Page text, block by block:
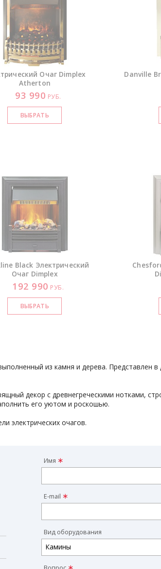
Очаг Dimplex
Atherton
93 990 РУБ.
Danville
Black Электрический
Очаг Dimplex
192 990 РУБ.
из камня и дерева. Представлен в
декор с древнегреческими нотками,
его уютом и роскошью.
электрических очагов.
Имя
E-mail
Вид оборудования